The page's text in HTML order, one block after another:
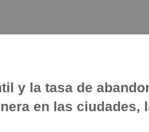
y la tasa de
en las